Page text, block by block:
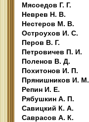
Мясоедов Г. Г.
Неврев Н. В.
Нестеров М. В.
Остроухов И. С.
Перов В. Г.
Петровичев П. И.
Поленов В. Д.
Похитонов И. П.
Прянишников И. М.
Репин И. Е.
Рябушкин А. П.
Савицкий К. А.
Саврасов А. К.